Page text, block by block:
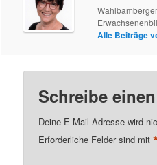
Alle Beiträge
Schreibe
Deine E-Mail-Adresse wird
Erforderliche Felder sind mit